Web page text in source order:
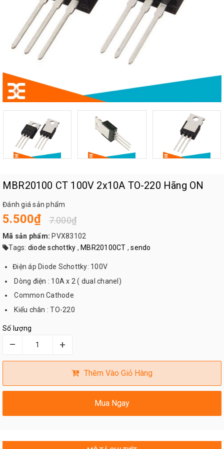
MBR20100 CT 100V 2x10A TO-220 Hãng ON
Đánh giá sản phẩm
5.500₫ 7.000₫
Mã sản phẩm: PVX83102
Tags: diode schottky , MBR20100CT ,sendo
Điện áp Diode Schottky: 100V
Dòng điện : 10A x 2 ( dual chanel)
Common Cathode
Kiểu chân : TO-220
Số lượng
– +
Thêm Vào Giỏ Hàng
Mua Ngay